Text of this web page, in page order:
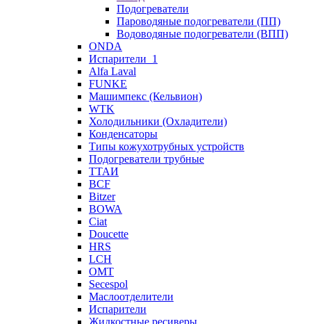
Подогреватели
Пароводяные подогреватели (ПП)
Водоводяные подогреватели (ВПП)
ONDA
Испарители_1
Alfa Laval
FUNKE
Машимпекс (Кельвион)
WTK
Холодильники (Охладители)
Конденсаторы
Типы кожухотрубных устройств
Подогреватели трубные
ТТАИ
BCF
Bitzer
BOWA
Ciat
Doucette
HRS
LCH
OMT
Secespol
Маслоотделители
Испарители
Жидкостные ресиверы